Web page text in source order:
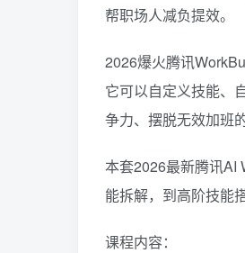
帮职场人减负提效。
2026爆火腾讯
它可以自定义技能、
争力、摆脱无效加班
本套2026最新腾讯AI
能拆解，到高阶技能
课程内容：